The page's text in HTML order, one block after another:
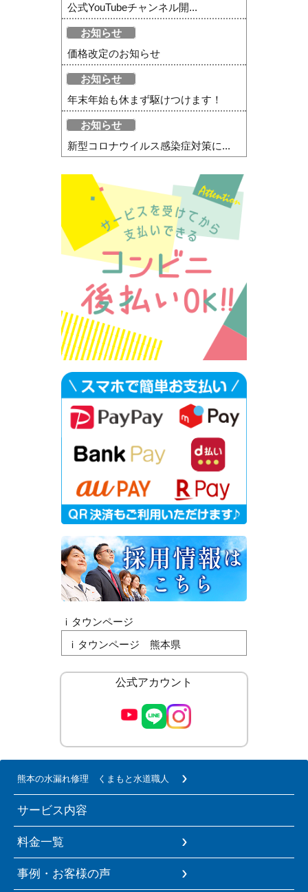
公式YouTubeチャンネル開...
お知らせ
価格改定のお知らせ
お知らせ
年末年始も休まず駆けつけます！
お知らせ
新型コロナウイルス感染症対策に...
ｉタウンページ
ｉタウンページ 熊本県
公式アカウント
熊本の水漏れ修理 くまもと水道職人
サービス内容
料金一覧
事例・お客様の声